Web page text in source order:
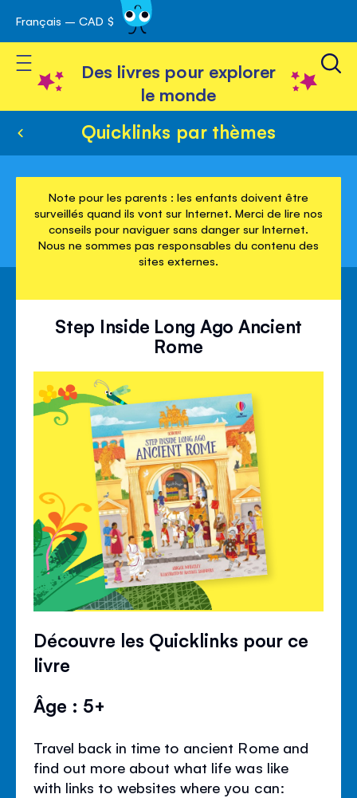
Skip
to
Content
Français – CAD $
Toggle Nav
Des livres pour explorer
le monde
Quicklinks par thèmes
Note pour les parents : les enfants doivent être
surveillés quand ils vont sur Internet. Merci de lire nos
conseils pour naviguer sans danger sur Internet.
Nous ne sommes pas responsables du contenu des
sites externes.
Step Inside Long Ago Ancient
Rome
Découvre les Quicklinks pour ce
livre
Âge : 5+
Travel back in time to ancient Rome and
find out more about what life was like
with links to websites where you can: